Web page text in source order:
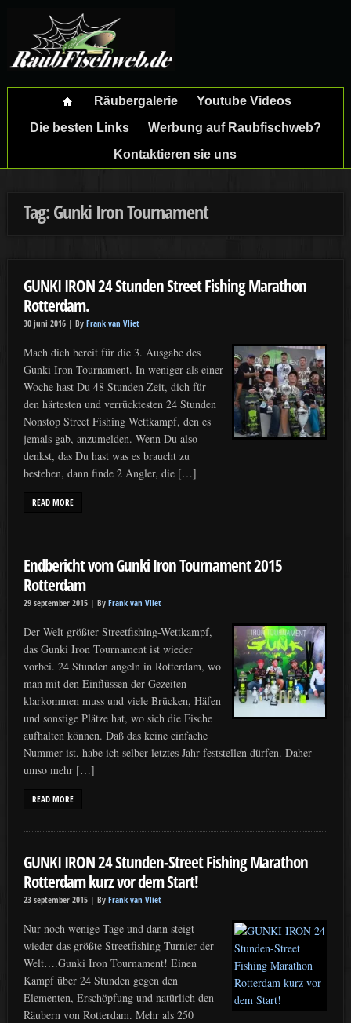
Räubergalerie
Youtube Videos
Die besten Links
Werbung auf Raubfischweb?
Kontaktieren sie uns
Tag: Gunki Iron Tournament
GUNKI IRON 24 Stunden Street Fishing Marathon
Rotterdam.
30 juni 2016 | By Frank van Vliet
Mach dich bereit für die 3. Ausgabe des
Gunki Iron Tournament. In weniger als einer
Woche hast Du 48 Stunden Zeit, dich für
den härtesten und verrücktesten 24 Stunden
Nonstop Street Fishing Wettkampf, den es
jemals gab, anzumelden. Wenn Du also
denkst, das Du hast was es braucht zu
bestehen, dann finde 2 Angler, die […]
READ MORE
Endbericht vom Gunki Iron Tournament 2015
Rotterdam
29 september 2015 | By Frank van Vliet
Der Welt größter Streetfishing-Wettkampf,
das Gunki Iron Tournament ist wieder
vorbei. 24 Stunden angeln in Rotterdam, wo
man mit den Einflüssen der Gezeiten
klarkommen muss und viele Brücken, Häfen
und sonstige Plätze hat, wo sich die Fische
aufhalten können. Daß das keine einfache
Nummer ist, habe ich selber letztes Jahr feststellen dürfen. Daher
umso mehr […]
READ MORE
GUNKI IRON 24 Stunden-Street Fishing Marathon
Rotterdam kurz vor dem Start!
23 september 2015 | By Frank van Vliet
Nur noch wenige Tage und dann steigt
wieder das größte Streetfishing Turnier der
Welt….Gunki Iron Tournament! Einen
Kampf über 24 Stunden gegen den
Elementen, Erschöpfung und natürlich den
Räubern von Rotterdam. Mehr als 250